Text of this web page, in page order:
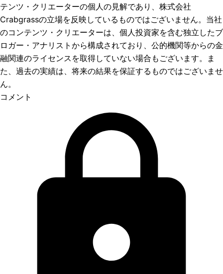
テンツ・クリエーターの個人の見解であり、株式会社
Crabgrassの立場を反映しているものではございません。当社
のコンテンツ・クリエーターは、個人投資家を含む独立したブ
ロガー・アナリストから構成されており、公的機関等からの金
融関連のライセンスを取得していない場合もございます。ま
た、過去の実績は、将来の結果を保証するものではございませ
ん。
コメント